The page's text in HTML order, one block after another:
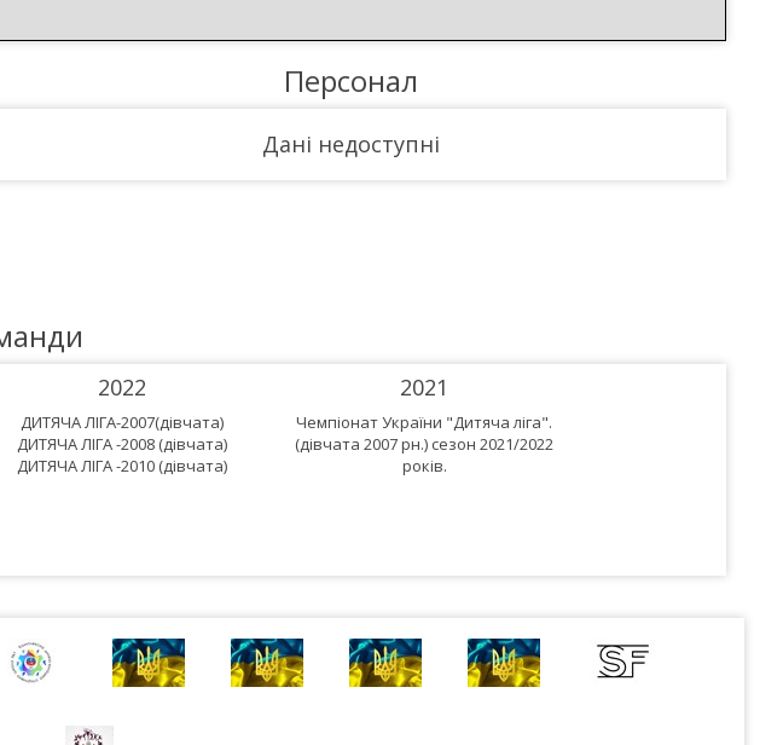
Персонал
Дані недоступні
2022
ДИТЯЧА ЛІГА-2007(дівчата)
ДИТЯЧА ЛІГА -2008 (дівчата)
ДИТЯЧА ЛІГА -2010 (дівчата)
2021
Чемпіонат України "Дитяча ліга".
(дівчата 2007 рн.) сезон 2021/2022
років.